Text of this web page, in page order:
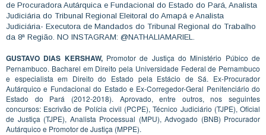
de Procuradora Autárquica e Fundacional do Estado do Pará, Analista
Judiciária do Tribunal Regional Eleitoral do Amapá e Analista
Judiciária- Executora de Mandados do Tribunal Regional do Trabalho
da 8ª Região. NO INSTAGRAM: @NATHALIAMARIEL.
GUSTAVO DIAS KERSHAW, Promotor de Justiça do Ministério Púbico de
Pernambuco. Bacharel em Direito pela Universidade Federal de Pernambuco
e especialista em Direito do Estado pela Estácio de Sá. Ex-Procurador
Autárquico e Fundacional do Estado e Ex-Corregedor-Geral Penitenciário do
Estado do Pará (2012-2018). Aprovado, entre outros, nos seguintes
concursos: Escrivão de Polícia civil (PCPE), Técnico Judiciário (TJPE), Oficial
de Justiça (TJPE), Analista Processual (MPU), Advogado (BNB) Procurador
Autárquico e Promotor de Justiça (MPPE).